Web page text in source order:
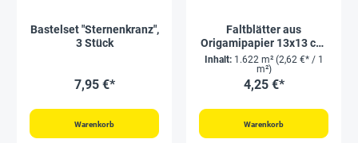
Bastelset "Sternenkranz",
3 Stück
7,95 €*
Warenkorb
Faltblätter aus
Origamipapier 13x13 cm,
96 Blatt
Inhalt: 1.622 m² (2,62 €* / 1
m²)
4,25 €*
Warenkorb